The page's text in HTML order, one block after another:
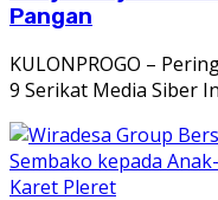
Pangan
KULONPROGO –
9 Serikat Media Siber